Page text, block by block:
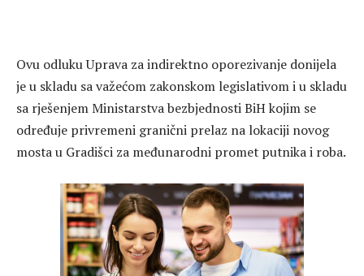
Ovu odluku Uprava za indirektno oporezivanje donijela
je u skladu sa važećom zakonskom legislativom i u skladu
sa rješenjem Ministarstva bezbjednosti BiH kojim se
određuje privremeni granični prelaz na lokaciji novog
mosta u Gradišci za međunarodni promet putnika i roba.